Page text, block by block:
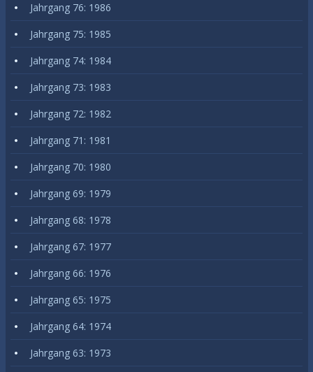
Jahrgang 76: 1986
Jahrgang 75: 1985
Jahrgang 74: 1984
Jahrgang 73: 1983
Jahrgang 72: 1982
Jahrgang 71: 1981
Jahrgang 70: 1980
Jahrgang 69: 1979
Jahrgang 68: 1978
Jahrgang 67: 1977
Jahrgang 66: 1976
Jahrgang 65: 1975
Jahrgang 64: 1974
Jahrgang 63: 1973